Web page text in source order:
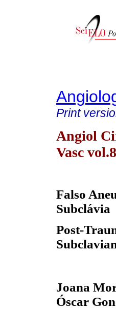
Print
Angiol
Vasc
Falso
Subclávia
Post-
Joana
Óscar